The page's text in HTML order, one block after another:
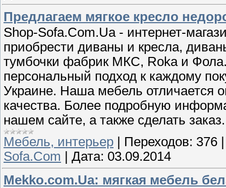
Предлагаем мягкое кресло
Shop-Sofa.Com.Ua - интернет-
приобрести диваны и кресла,
тумбочки фабрик МКС, Roka и
персональный подход к каждому
Украине. Наша мебель отличается
качества. Более подробную
нашем сайте, а также сделать
Мебель, интерьер | Переходов: 376
Sofa.Com | Дата: 03.09.2014
Mekko.com.Ua: мягкая мебель